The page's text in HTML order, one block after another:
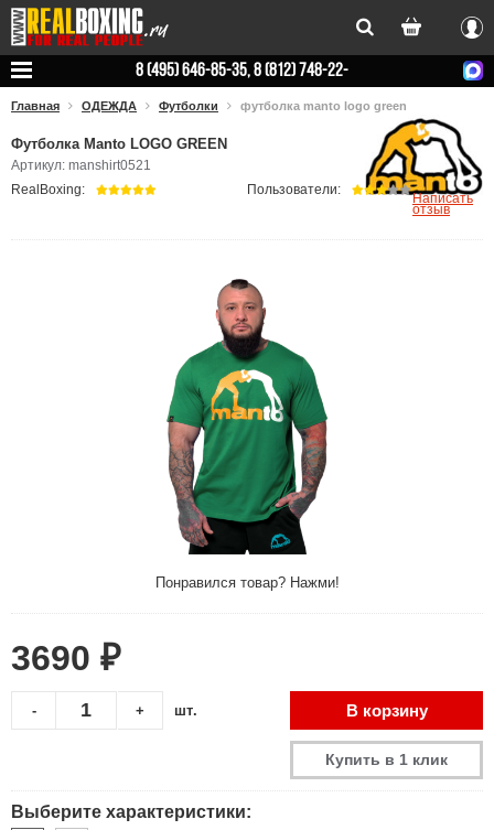
Вход
8 (495) 646-85-35, 8 (812) 748-22-
Главная ОДЕЖДА Футболки футболка manto logo green
Футболка Manto LOGO GREEN
Артикул: manshirt0521
Понравился товар? Нажми!
RealBoxing: Пользователи:
Написать
отзыв
3690 ₽
+
- шт. В корзину
Купить в 1 клик
Выберите характеристики: